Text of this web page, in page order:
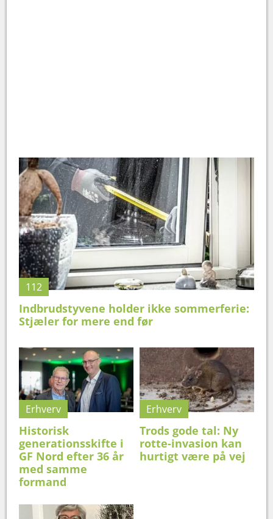
112
Indbrudstyvene holder ikke sommerferie:
Stjæler for mere end før
Erhverv
Historisk
generationsskifte i
GF Nord efter 36 år
med samme
formand
Erhverv
Trods gode tal: Ny
rotte-invasion kan
hurtigt være på vej